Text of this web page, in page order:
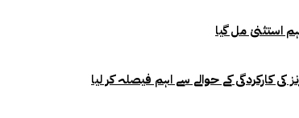
استثنیٰ مل گیا